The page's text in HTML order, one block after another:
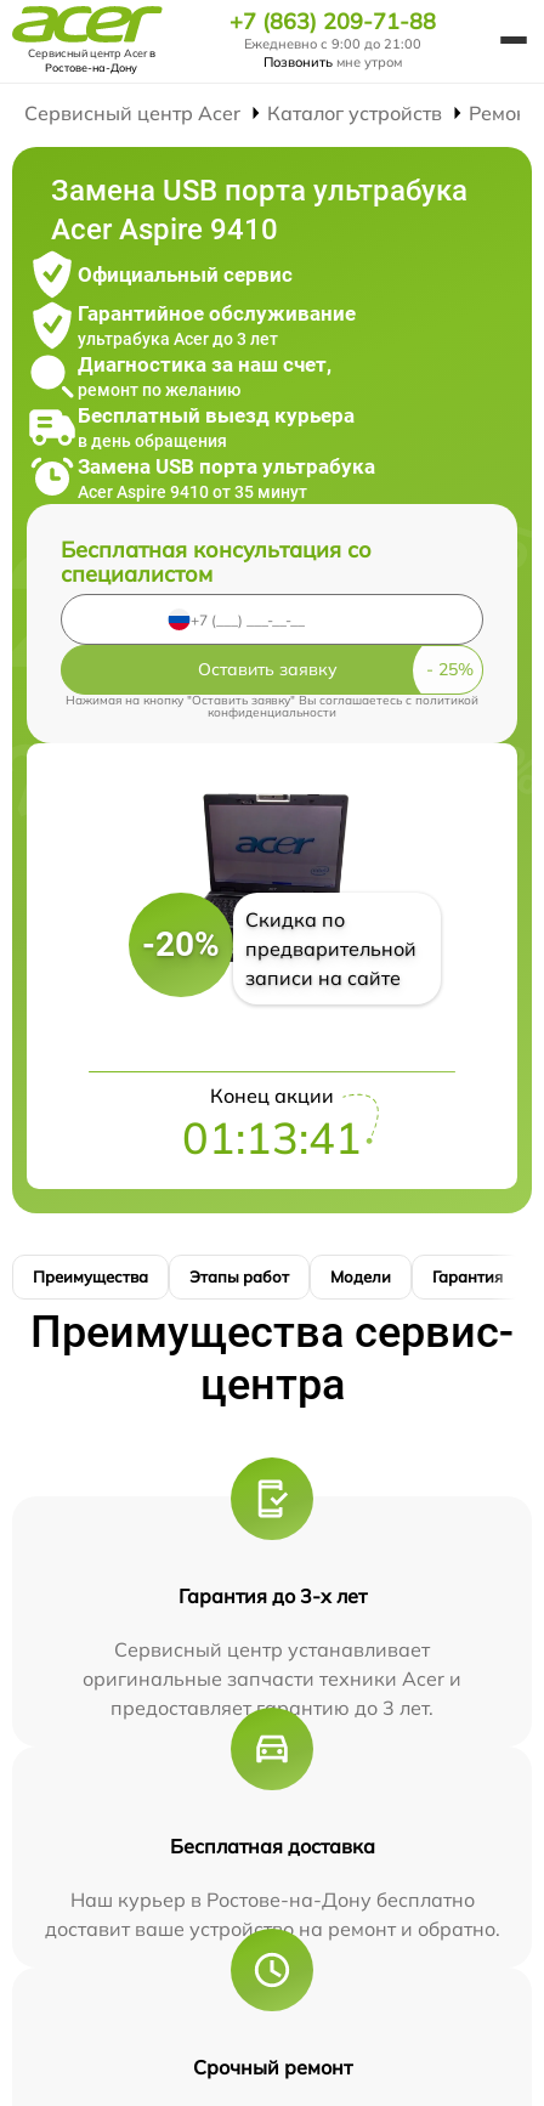
Сервисный центр Acerв
Ростове-на-Дону
+7 (863) 209-71-88
Ежедневно с 9:00 до 21:00
Позвонить мне утром
Сервисный центр Acer Каталог устройств Ремонт
Замена USB порта ультрабука
Acer Aspire 9410
Официальный сервис
Гарантийное обслуживание
ультрабука Acer до 3 лет
Диагностика за наш счет,
ремонт по желанию
Бесплатный выезд курьера
в день обращения
Замена USB порта ультрабука
Acer Aspire 9410 от 35 минут
Бесплатная консультация со
специалистом
Оставить заявку
Нажимая на кнопку "Оставить заявку" Вы соглашаетесь cполитикой
конфиденциальности
-20%
Скидка по
предварительной
записи на сайте
Конец акции
01:13:41
Преимущества Этапы работ Модели Гарантия
Преимущества сервис-
центра
Гарантия до 3-х лет
Сервисный центр устанавливает
оригинальные запчасти техники Acer и
предоставляет гарантию до 3 лет.
Бесплатная доставка
Наш курьер в Ростове-на-Дону бесплатно
доставит ваше устройство на ремонт и обратно.
Срочный ремонт